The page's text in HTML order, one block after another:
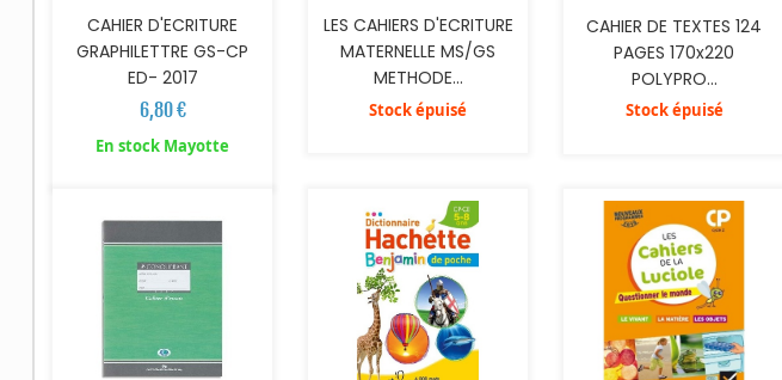
CAHIER D'ECRITURE
GRAPHILETTRE GS-CP
ED- 2017
6,80 €
En stock Mayotte
LES CAHIERS D'ECRITURE
MATERNELLE MS/GS
METHODE...
Stock épuisé
CAHIER DE TEXTES 124
PAGES 170x220
POLYPRO...
Stock épuisé